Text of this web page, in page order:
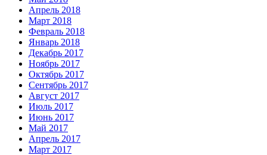
Апрель 2018
Март 2018
Февраль 2018
Январь 2018
Декабрь 2017
Ноябрь 2017
Октябрь 2017
Сентябрь 2017
Август 2017
Июль 2017
Июнь 2017
Май 2017
Апрель 2017
Март 2017